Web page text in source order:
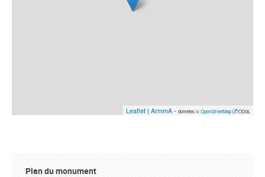
Leaflet | ArmmA- données ©OpenStreetMap /ODbL
Plan du monument